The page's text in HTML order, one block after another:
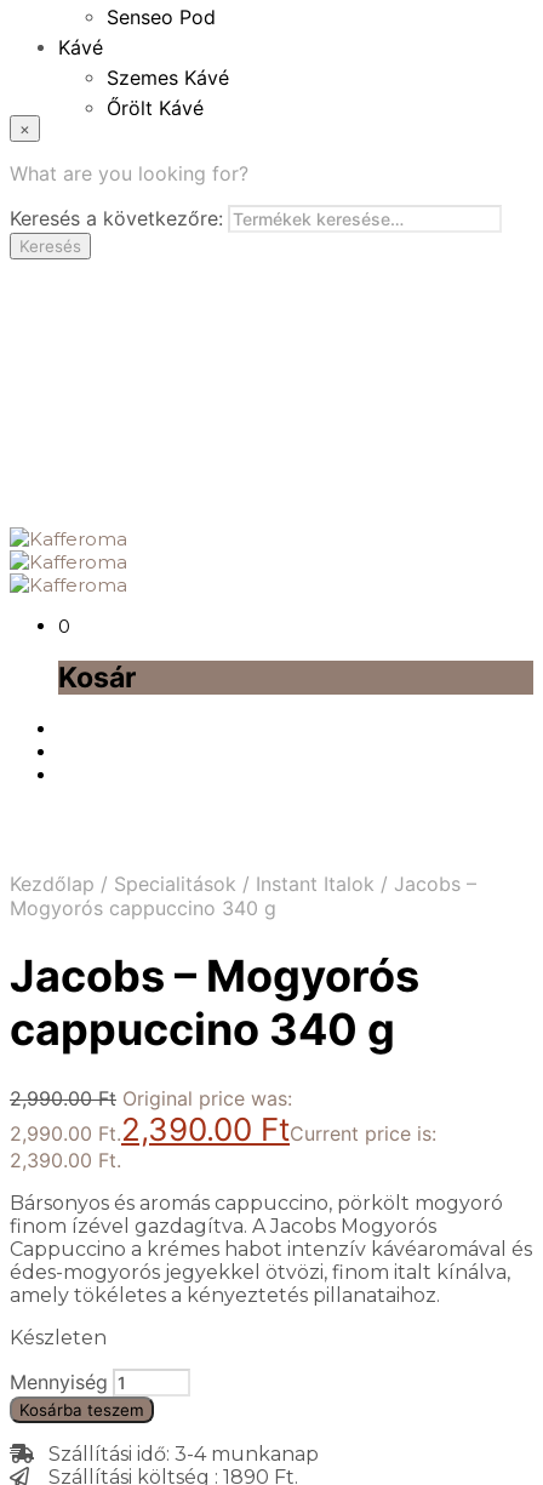
Senseo Pod
Kávé
Szemes Kávé
Őrölt Kávé
Instant Kávé
Zacskó Tea
Tartozékok
×
What are you looking for?
Keresés a következőre:
Keresés
0
Kosár
Kezdőlap / Specialitások / Instant Italok / Jacobs –
Mogyorós cappuccino 340 g
Jacobs – Mogyorós
cappuccino 340 g
2,990.00Ft Original price was:
2,990.00 Ft.2,390.00 FtCurrent price is:
2,390.00 Ft.
Bársonyos és aromás cappuccino, pörkölt mogyoró
finom ízével gazdagítva. A Jacobs Mogyorós
Cappuccino a krémes habot intenzív kávéaromával és
édes-mogyorós jegyekkel ötvözi, finom italt kínálva,
amely tökéletes a kényeztetés pillanataihoz.
Készleten
Mennyiség
Kosárba teszem
Szállítási idő: 3-4 munkanap
Szállítási költség : 1890 Ft.